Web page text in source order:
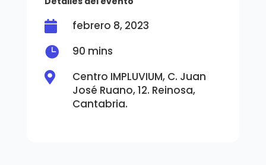
 febrero 8, 2023

90 mins

Centro IMPLUVIUM, C. Juan
José Ruano, 12. Reinosa,
Cantabria.